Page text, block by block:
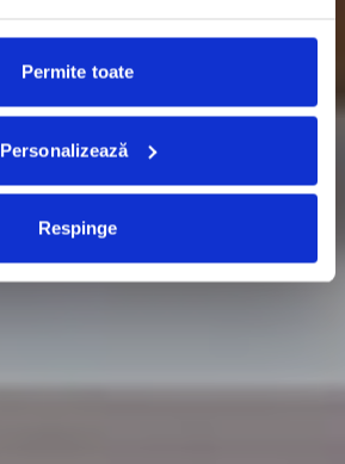
Permite toate
Personalizează
Respinge